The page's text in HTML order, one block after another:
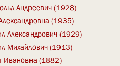
Андреевич (1928)
(1935)
Александрович (1929)
Михайлович (1913)
Ивановна (1882)